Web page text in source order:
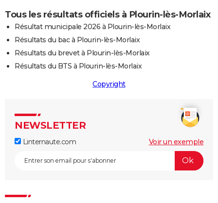
Tous les résultats officiels à Plourin-lès-Morlaix
Résultat municipale 2026 à Plourin-lès-Morlaix
Résultats du bac à Plourin-lès-Morlaix
Résultats du brevet à Plourin-lès-Morlaix
Résultats du BTS à Plourin-lès-Morlaix
Copyright
NEWSLETTER
Linternaute.com Voir un exemple